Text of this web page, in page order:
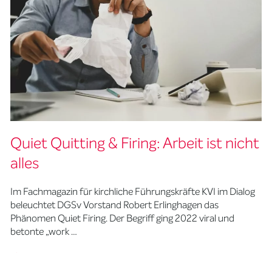
Quiet Quitting & Firing: Arbeit ist nicht
alles
Im Fachmagazin für kirchliche Führungskräfte KVI im Dialog
beleuchtet DGSv Vorstand Robert Erlinghagen das
Phänomen Quiet Firing. Der Begriff ging 2022 viral und
betonte „work …